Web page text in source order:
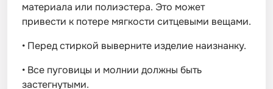
материала или полиэстера. Это может
привести к потере мягкости ситцевыми вещами.
• Перед стиркой выверните изделие наизнанку.
• Все пуговицы и молнии должны быть
застегнутыми.